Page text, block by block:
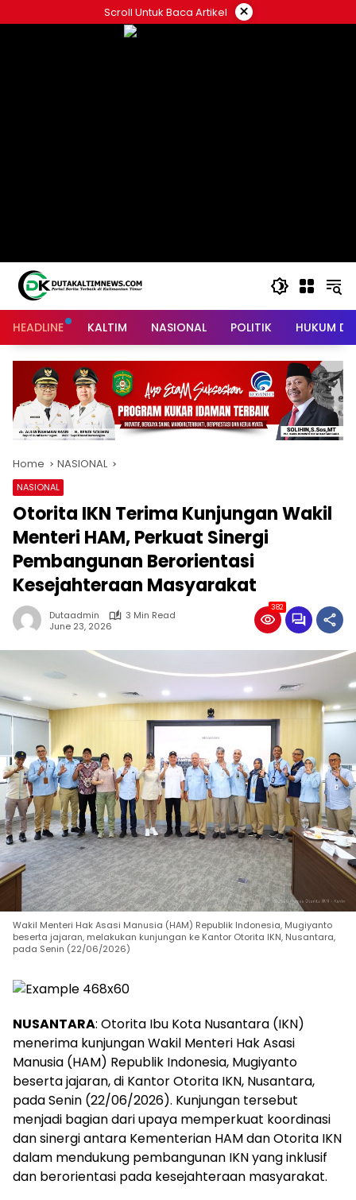
to
Scroll Untuk Baca Artikel ×
HEADLINE KALTIM NASIONAL POLITIK HUKUM
Home NASIONAL
NASIONAL
Otorita IKN Terima Kunjungan Wakil
Menteri HAM, Perkuat Sinergi
Pembangunan Berorientasi
Kesejahteraan Masyarakat
Dutaadmin
3 Min Read
June 23, 2026
382
Wakil Menteri Hak Asasi Manusia (HAM) Republik Indonesia, Mugiyanto
beserta jajaran, melakukan kunjungan ke Kantor Otorita IKN, Nusantara,
pada Senin (22/06/2026)
NUSANTARA: Otorita Ibu Kota Nusantara (IKN)
menerima kunjungan Wakil Menteri Hak Asasi
Manusia (HAM) Republik Indonesia, Mugiyanto
beserta jajaran, di Kantor Otorita IKN, Nusantara,
pada Senin (22/06/2026). Kunjungan tersebut
menjadi bagian dari upaya memperkuat koordinasi
dan sinergi antara Kementerian HAM dan Otorita IKN
dalam mendukung pembangunan IKN yang inklusif
dan berorientasi pada kesejahteraan masyarakat.